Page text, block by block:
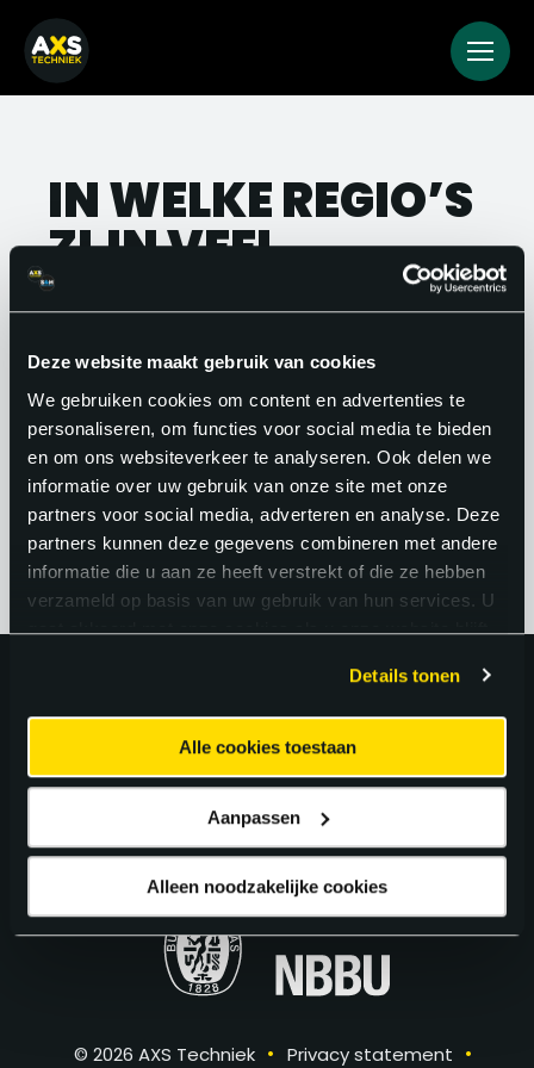
Deze website maakt gebruik van cookies
We gebruiken cookies om content en advertenties te
personaliseren, om functies voor social media te bieden
en om ons websiteverkeer te analyseren. Ook delen we
informatie over uw gebruik van onze site met onze
partners voor social media, adverteren en analyse. Deze
partners kunnen deze gegevens combineren met andere
informatie die u aan ze heeft verstrekt of die ze hebben
verzameld op basis van uw gebruik van hun services. U
gaat akkoord met onze cookies als u onze website blijft
Details tonen
Alle cookies toestaan
Aanpassen
Alleen noodzakelijke cookies
IN WELKE REGIO’S
ZIJN VEEL
SERVICEMONTEUR
VACATURES?
De meeste vacatures zijn te vinden in
Zuid-Holland, Noord-Brabant en Noord-
Holland.
4.6uit 5 van163Google Reviews.
© 2026 AXS Techniek • Privacy statement •